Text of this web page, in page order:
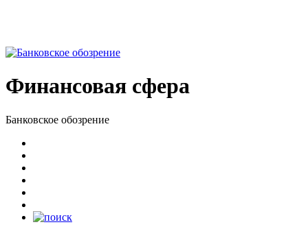
Финансовая сфера
Банковское обозрение